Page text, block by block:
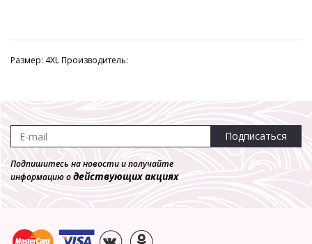
Размер: 4XL Производитель:
Подписаться
Подпишитесь на новости и получайте
информацию одействующих акциях